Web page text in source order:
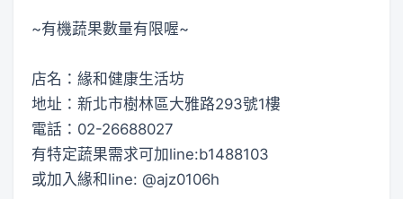
~有機蔬果數量有限喔~
店名：緣和健康生活坊
地址：新北市樹林區大雅路293號1樓
電話：02-26688027
有特定蔬果需求可加line:b1488103
或加入緣和line: @ajz0106h